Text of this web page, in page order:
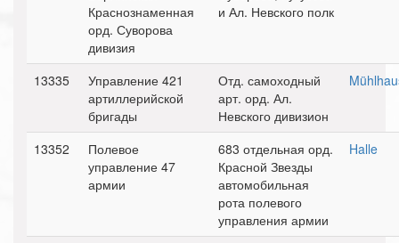
Краснознаменная
орд. Суворова
дивизия
и Ал. Невского полк
13335
Управление 421
артиллерийской
бригады
Отд. самоходный
арт. орд. Ал.
Невского дивизион
13352
Полевое
управление 47
армии
683 отдельная орд.
Красной Звезды
автомобильная
рота полевого
управления армии
Halle